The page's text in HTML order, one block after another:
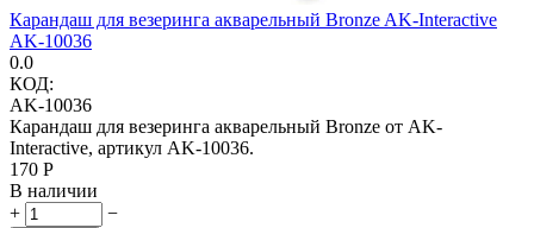
Карандаш для везеринга акварельный Bronze AK-Interactive
AK-10036
0.0
КОД:
AK-10036
Карандаш для везеринга акварельный Bronze от AK-
Interactive, артикул AK-10036.
‍170‍ Р
В наличии
+
−